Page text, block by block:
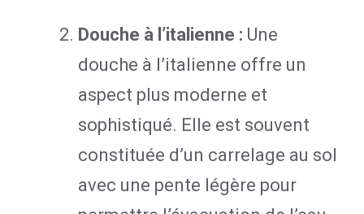
Douche à l’italienne : Une
douche à l’italienne offre un
aspect plus moderne et
sophistiqué. Elle est souvent
constituée d’un carrelage au sol
avec une pente légère pour